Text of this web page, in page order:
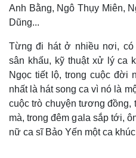
Anh Bằng, Ngô Thụy Miên,
Dũng...
Từng đi hát ở nhiều nơi, có
sân khấu, kỹ thuật xử lý ca
Ngọc tiết lộ, trong cuộc đời
nhất là hát song ca vì nó là
cuộc trò chuyện tương
mà, trong đêm gala sắp tới,
nữ ca sĩ Bảo Yến một ca